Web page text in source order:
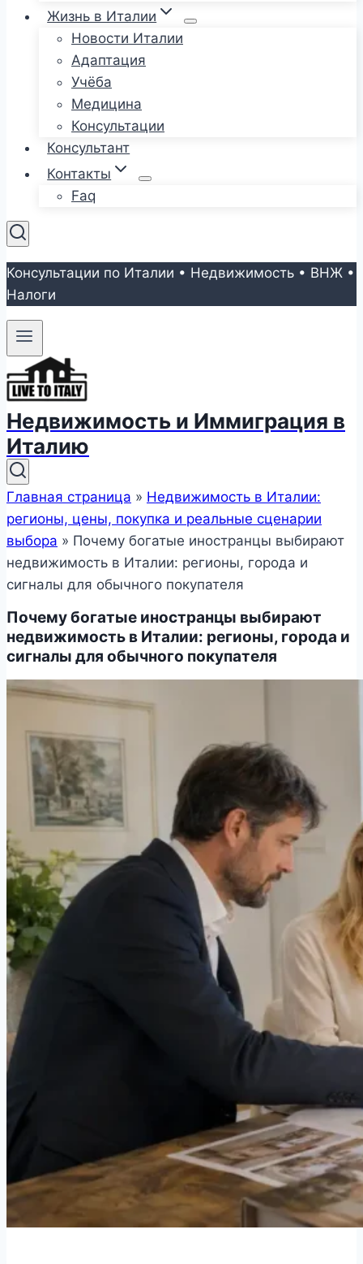
Жизнь в Италии
Новости Италии
Адаптация
Учёба
Медицина
Консультации
Консультант
Контакты
Faq
Консультации по Италии • Недвижимость • ВНЖ •
Налоги
Недвижимость и Иммиграция в
Италию
Главная страница » Недвижимость в Италии:
регионы, цены, покупка и реальные сценарии
выбора » Почему богатые иностранцы выбирают
недвижимость в Италии: регионы, города и
сигналы для обычного покупателя
Почему богатые иностранцы выбирают
недвижимость в Италии: регионы, города и
сигналы для обычного покупателя